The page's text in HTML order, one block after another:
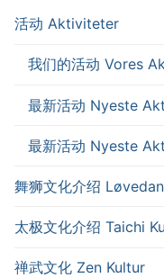
活动 Aktiviteter
我们的活动 Vores
最新活动 Nyeste
最新活动 Nyeste
舞狮文化介绍
太极文化介绍 Taichi
禅武文化 Zen Kultur